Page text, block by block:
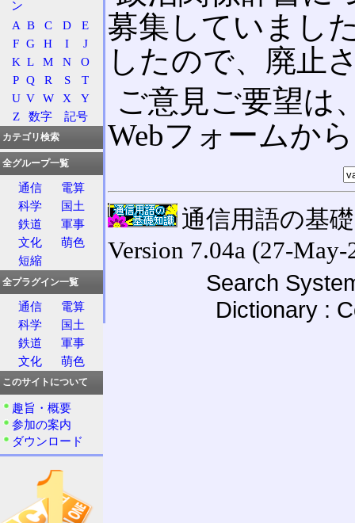
募集していまし
したので、廃止
ご意見ご要望は
Webフォームか
通信用語の基
Version 7.04a (27-May-
Search
Dictionary :
ン
A B C D
E
F G H I
J
K L M N
O
P Q R S
T
U V W X
Y
Z
数字 記号
カテゴリ検索
全グループ一覧
通信
電算
科学
国土
鉄道
軍事
文化
萌色
短縮
全プラグイン一覧
通信
電算
科学
国土
鉄道
軍事
文化
萌色
このサイトについて
趣旨・概要
参加の案内
ダウンロード